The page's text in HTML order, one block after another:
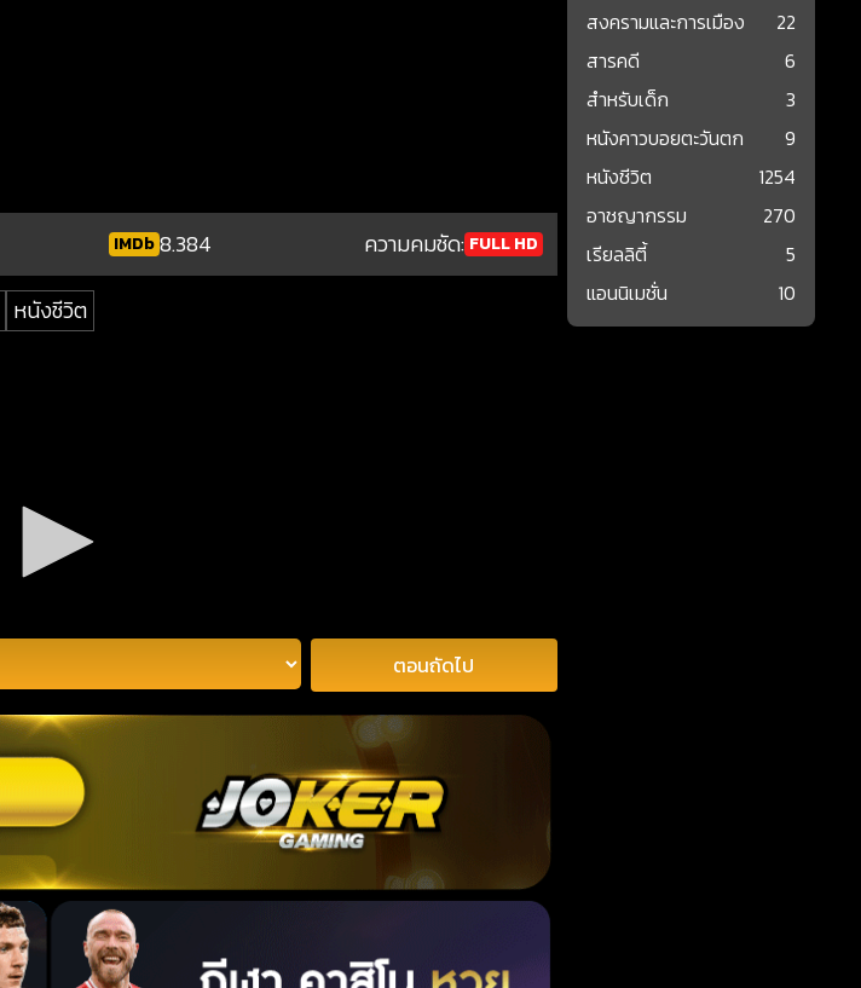
IMDb8.384 ความคมชัด: FULL HD
หนังชีวิต
ตอนถัดไป
สงครามและการเมือง
22
สารคดี
6
สำหรับเด็ก
3
หนังคาวบอยตะวันตก
9
หนังชีวิต
1254
อาชญากรรม
270
เรียลลิตี้
5
แอนนิเมชั่น
10